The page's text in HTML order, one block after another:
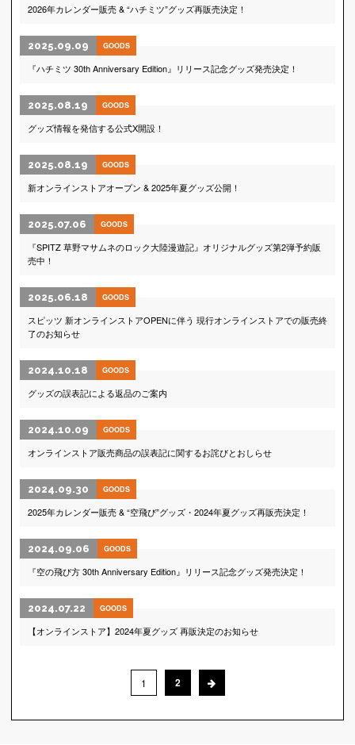
2026年カレンダー販売 & “ハチミツ”グッズ再販売決定！
2025.09.09 GOODS
『ハチミツ 30th Anniversary Edition』リリース記念グッズ発売決定！
2025.08.19 GOODS
グッズ情報を発信する公式X開設！
2025.08.19 GOODS
新オンラインストアオープン & 2025年夏グッズ公開！
2025.07.06 GOODS
『SPITZ 草野マサムネのロック大陸漫遊記』オリジナルグッズ第2弾予約販
売中！
2025.06.18 GOODS
スピッツ 新オンラインストアOPENに伴う 現行オンラインストアでの販売終
了のお知らせ
2024.10.18 GOODS
グッズの誤表記による返品のご案内
2024.10.09 GOODS
オンラインストア販売商品の誤表記に関するお詫びとおしらせ
2024.09.30 GOODS
2025年カレンダー販売 & “空飛び”グッズ・2024年夏グッズ再販売決定！
2024.09.06 GOODS
『空の飛び方 30th Anniversary Edition』リリース記念グッズ発売決定！
2024.07.22 GOODS
【オンラインストア】2024年夏グッズ 再販決定のお知らせ
1 2